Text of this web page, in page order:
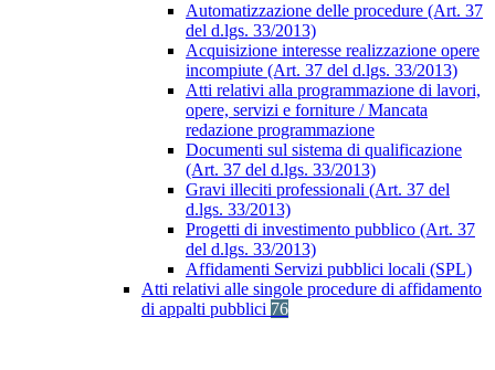
Automatizzazione delle procedure (Art. 37
del d.lgs. 33/2013)
Acquisizione interesse realizzazione opere
incompiute (Art. 37 del d.lgs. 33/2013)
Atti relativi alla programmazione di lavori,
opere, servizi e forniture / Mancata
redazione programmazione
Documenti sul sistema di qualificazione
(Art. 37 del d.lgs. 33/2013)
Gravi illeciti professionali (Art. 37 del
d.lgs. 33/2013)
Progetti di investimento pubblico (Art. 37
del d.lgs. 33/2013)
Affidamenti Servizi pubblici locali (SPL)
Atti relativi alle singole procedure di affidamento
di appalti pubblici 76